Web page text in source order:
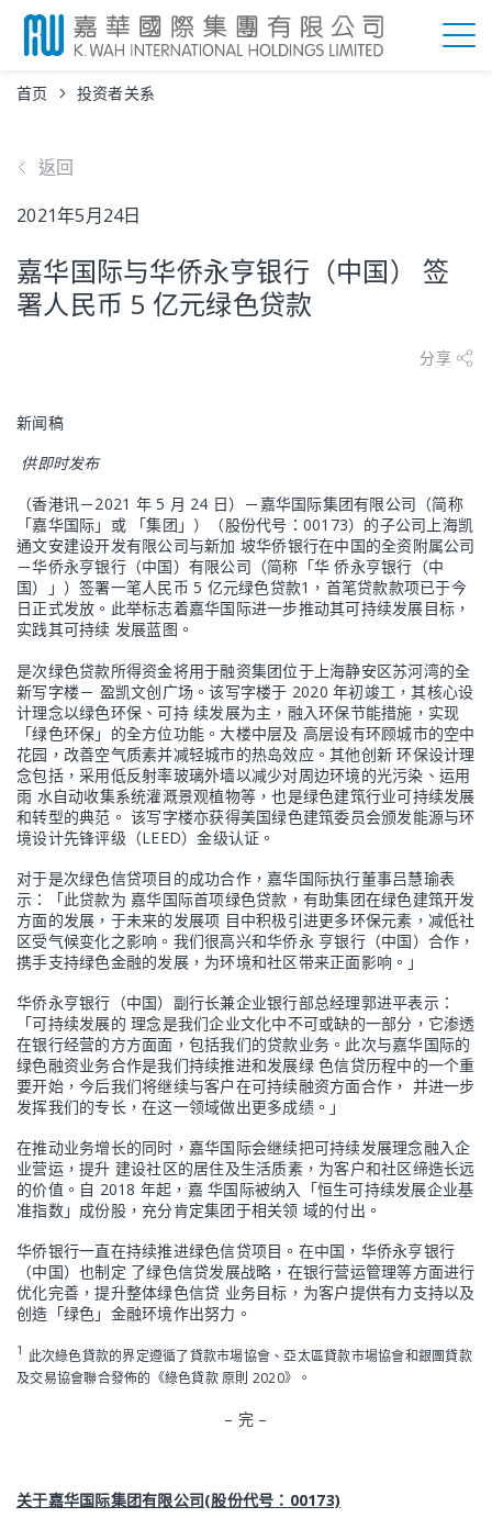
首页 投资者关系
返回
2021年5月24日
嘉华国际与华侨永亨银行（中国） 签
署人民币 5 亿元绿色贷款
分享
新闻稿
供即时发布
（香港讯－2021 年 5 月 24 日）－嘉华国际集团有限公司（简称
「嘉华国际」或 「集团」）（股份代号：00173）的子公司上海凯
通文安建设开发有限公司与新加 坡华侨银行在中国的全资附属公司
－华侨永亨银行（中国）有限公司（简称「华 侨永亨银行（中
国）」）签署一笔人民币 5 亿元绿色贷款1，首笔贷款款项已于今
日正式发放。此举标志着嘉华国际进一步推动其可持续发展目标，
实践其可持续 发展蓝图。
是次绿色贷款所得资金将用于融资集团位于上海静安区苏河湾的全
新写字楼－ 盈凯文创广场。该写字楼于 2020 年初竣工，其核心设
计理念以绿色环保、可持 续发展为主，融入环保节能措施，实现
「绿色环保」的全方位功能。大楼中层及 高层设有环顾城市的空中
花园，改善空气质素并减轻城市的热岛效应。其他创新 环保设计理
念包括，采用低反射率玻璃外墙以减少对周边环境的光污染、运用
雨 水自动收集系统灌溉景观植物等，也是绿色建筑行业可持续发展
和转型的典范。 该写字楼亦获得美国绿色建筑委员会颁发能源与环
境设计先锋评级（LEED）金级认证。
对于是次绿色信贷项目的成功合作，嘉华国际执行董事吕慧瑜表
示：「此贷款为 嘉华国际首项绿色贷款，有助集团在绿色建筑开发
方面的发展，于未来的发展项 目中积极引进更多环保元素，减低社
区受气候变化之影响。我们很高兴和华侨永 亨银行（中国）合作，
携手支持绿色金融的发展，为环境和社区带来正面影响。」
华侨永亨银行（中国）副行长兼企业银行部总经理郭进平表示：
「可持续发展的 理念是我们企业文化中不可或缺的一部分，它渗透
在银行经营的方方面面，包括我们的贷款业务。此次与嘉华国际的
绿色融资业务合作是我们持续推进和发展绿 色信贷历程中的一个重
要开始，今后我们将继续与客户在可持续融资方面合作， 并进一步
发挥我们的专长，在这一领域做出更多成绩。」
在推动业务增长的同时，嘉华国际会继续把可持续发展理念融入企
业营运，提升 建设社区的居住及生活质素，为客户和社区缔造长远
的价值。自 2018 年起，嘉 华国际被纳入「恒生可持续发展企业基
准指数」成份股，充分肯定集团于相关领 域的付出。
华侨银行一直在持续推进绿色信贷项目。在中国，华侨永亨银行
（中国）也制定 了绿色信贷发展战略，在银行营运管理等方面进行
优化完善，提升整体绿色信贷 业务目标，为客户提供有力支持以及
创造「绿色」金融环境作出努力。
1 此次綠色貸款的界定遵循了貸款市場協會、亞太區貸款市場協會和銀團貸款
及交易協會聯合發佈的《綠色貸款 原則 2020》。
– 完 –
关于嘉华国际集团有限公司(股份代号：00173)